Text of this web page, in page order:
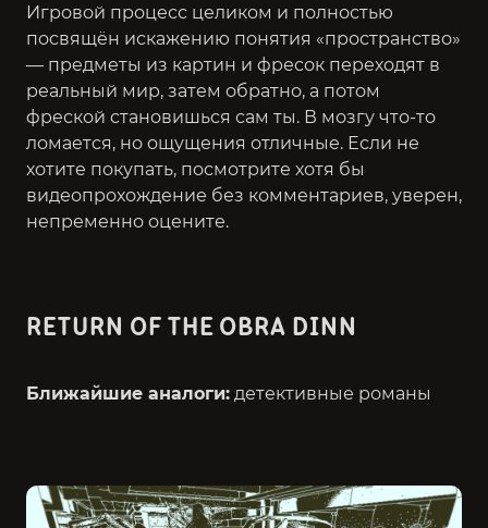
Игровой процесс целиком и полностью
посвящён искажению понятия «пространство»
— предметы из картин и фресок переходят в
реальный мир, затем обратно, а потом
фреской становишься сам ты. В мозгу что-то
ломается, но ощущения отличные. Если не
хотите покупать, посмотрите хотя бы
видеопрохождение без комментариев, уверен,
непременно оцените.
RETURN OF THE OBRA DINN
Ближайшие аналоги: детективные романы